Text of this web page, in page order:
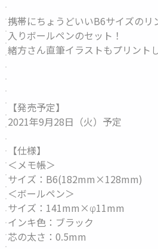
携帯にちょうどいいB6サイズの
入りボールペンのセット！
緒方さん直筆イラストもプリント
【発売予定】
2021年9月28日（火）予定
【仕様】
＜メモ帳＞
サイズ：B6(182mm×128mm)
＜ボールペン＞
サイズ：141mm×φ11mm
インキ色：ブラック
芯の太さ：0.5mm